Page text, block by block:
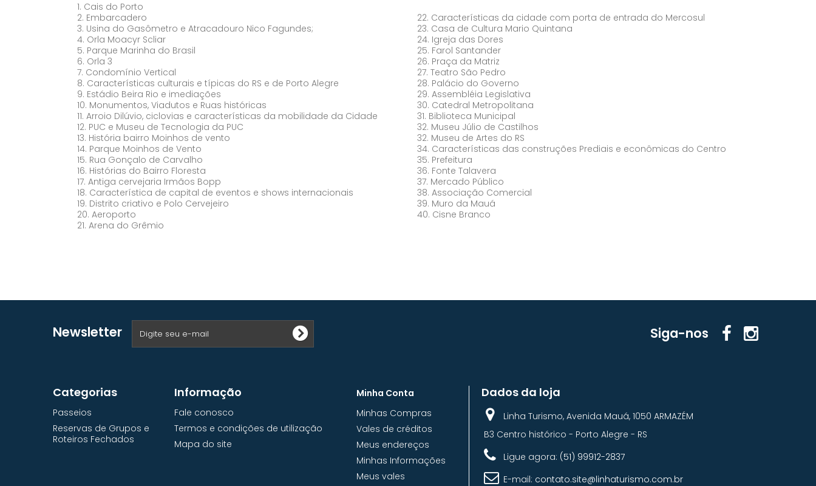
1. Cais do Porto
2. Embarcadero
3. Usina do Gasômetro e Atracadouro Nico Fagundes;
4. Orla Moacyr Scliar
5. Parque Marinha do Brasil
6. Orla 3
7. Condomínio Vertical
8. Características culturais e típicas do RS e de Porto Alegre
9. Estádio Beira Rio e imediações
10. Monumentos, Viadutos e Ruas históricas
11. Arroio Dilúvio, ciclovias e características da mobilidade da Cidade
12. PUC e Museu de Tecnologia da PUC
13. História bairro Moinhos de vento
14. Parque Moinhos de Vento
15. Rua Gonçalo de Carvalho
16. Histórias do Bairro Floresta
17. Antiga cervejaria Irmãos Bopp
18. Característica de capital de eventos e shows internacionais
19. Distrito criativo e Polo Cervejeiro
20. Aeroporto
21. Arena do Grêmio
22. Características da cidade com porta de entrada do Mercosul
23. Casa de Cultura Mario Quintana
24. Igreja das Dores
25. Farol Santander
26. Praça da Matriz
27. Teatro São Pedro
28. Palácio do Governo
29. Assembléia Legislativa
30. Catedral Metropolitana
31. Biblioteca Municipal
32. Museu Júlio de Castilhos
32. Museu de Artes do RS
34. Características das construções Prediais e econômicas do Centro
35. Prefeitura
36. Fonte Talavera
37. Mercado Público
38. Associação Comercial
39. Muro da Mauá
40. Cisne Branco
Newsletter Siga-nos
Categorias
Passeios
Reservas de Grupos e
Roteiros Fechados
Informação
Fale conosco
Termos e condições de utilização
Mapa do site
Minha Conta
Minhas Compras
Vales de créditos
Meus endereços
Minhas Informações
Meus vales
Dados da loja
Linha Turismo, Avenida Mauá, 1050 ARMAZÉM
B3 Centro histórico - Porto Alegre - RS
Ligue agora: (51) 99912-2837
E-mail: contato.site@linhaturismo.com.br